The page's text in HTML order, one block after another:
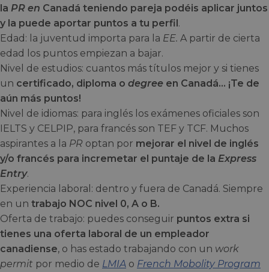
la PR en Canadá teniendo pareja podéis aplicar juntos
y la puede aportar puntos a tu perfil .
Edad: la juventud importa para la EE. A partir de cierta
edad los puntos empiezan a bajar.
Nivel de estudios: cuantos más títulos mejor y si tienes
un certificado, diploma o degree en Canadá… ¡Te de
aún más puntos!
Nivel de idiomas: para inglés los exámenes oficiales son
IELTS y CELPIP, para francés son TEF y TCF. Muchos
aspirantes a la PR optan por mejorar el nivel de inglés
y/o francés para incremetar el puntaje de la Express
Entry.
Experiencia laboral: dentro y fuera de Canadá. Siempre
en un trabajo NOC nivel 0, A o B.
Oferta de trabajo: puedes conseguir puntos extra si
tienes una oferta laboral de un empleador
canadiense, o has estado trabajando con un work
permit por medio de LMIA o French Mobolity Program